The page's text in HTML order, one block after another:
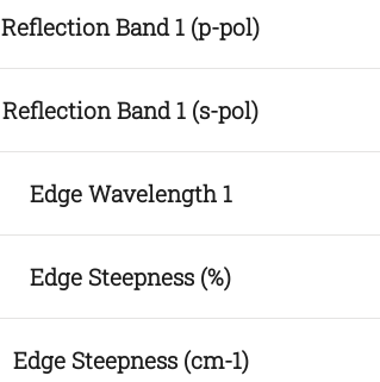
Reflection Band 1 (p-pol)
Reflection Band 1 (s-pol)
Edge Wavelength 1
Edge Steepness (%)
Edge Steepness (cm-1)